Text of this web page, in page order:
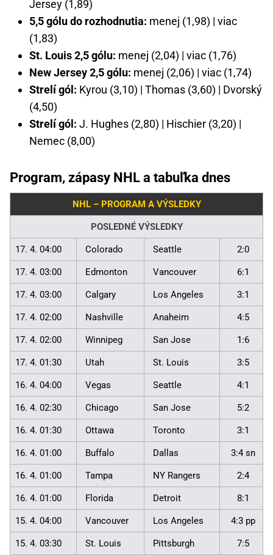
Jersey (1,89)
5,5 gólu do rozhodnutia: menej (1,98) | viac
(1,83)
St. Louis 2,5 gólu: menej (2,04) | viac (1,76)
New Jersey 2,5 gólu: menej (2,06) | viac (1,74)
Strelí gól: Kyrou (3,10) | Thomas (3,60) | Dvorský
(4,50)
Strelí gól: J. Hughes (2,80) | Hischier (3,20) |
Nemec (8,00)
Program, zápasy NHL a tabuľka dnes
NHL – PROGRAM A VÝSLEDKY
POSLEDNÉ VÝSLEDKY
17. 4. 04:00 Colorado Seattle 2:0
17. 4. 03:00 Edmonton Vancouver 6:1
17. 4. 03:00 Calgary Los Angeles 3:1
17. 4. 02:00 Nashville Anaheim 4:5
17. 4. 02:00 Winnipeg San Jose 1:6
17. 4. 01:30 Utah St. Louis 3:5
16. 4. 04:00 Vegas Seattle 4:1
16. 4. 02:30 Chicago San Jose 5:2
16. 4. 01:30 Ottawa Toronto 3:1
16. 4. 01:00 Buffalo Dallas 3:4 sn
16. 4. 01:00 Tampa NY Rangers 2:4
16. 4. 01:00 Florida Detroit 8:1
15. 4. 04:00 Vancouver Los Angeles 4:3 pp
15. 4. 03:30 St. Louis Pittsburgh 7:5